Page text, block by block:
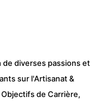
diverses passions et
sur l'Artisanat &
de Carrière,